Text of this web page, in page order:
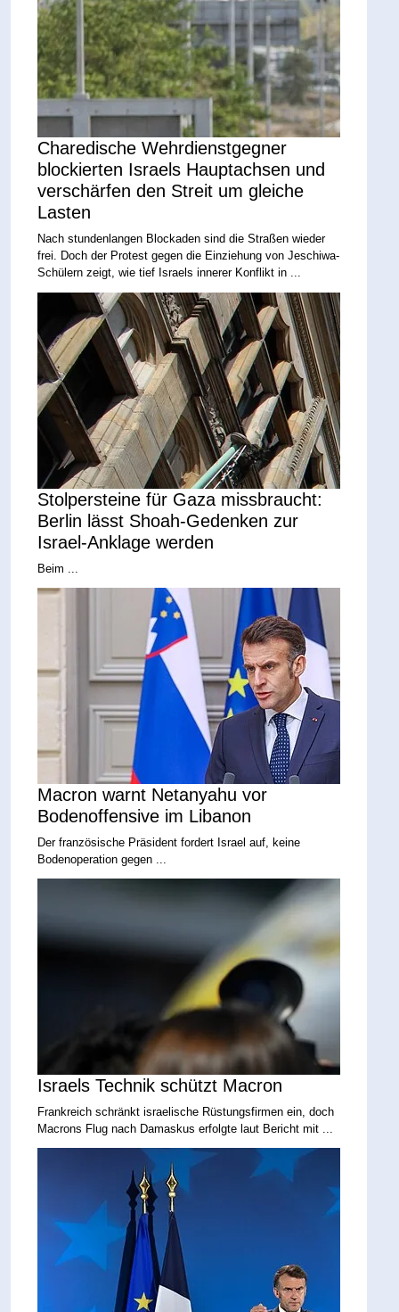
Charedische Wehrdienstgegner
blockierten Israels Hauptachsen und
verschärfen den Streit um gleiche
Lasten
Nach stundenlangen Blockaden sind die Straßen wieder
frei. Doch der Protest gegen die Einziehung von Jeschiwa-
Schülern zeigt, wie tief Israels innerer Konflikt in ...
Stolpersteine für Gaza missbraucht:
Berlin lässt Shoah-Gedenken zur
Israel-Anklage werden
Beim ...
Macron warnt Netanyahu vor
Bodenoffensive im Libanon
Der französische Präsident fordert Israel auf, keine
Bodenoperation gegen ...
Israels Technik schützt Macron
Frankreich schränkt israelische Rüstungsfirmen ein, doch
Macrons Flug nach Damaskus erfolgte laut Bericht mit ...